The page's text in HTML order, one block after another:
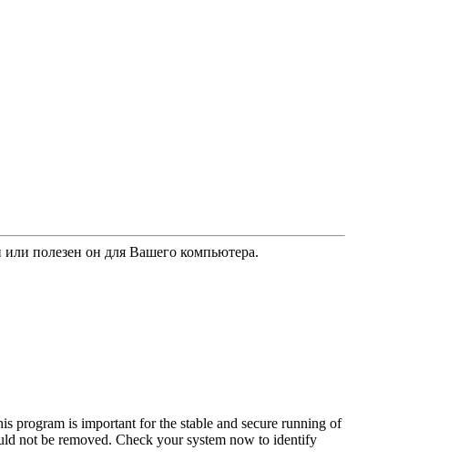
или полезен он для Вашего компьютера.
program is important for the stable and secure running of
not be removed. Check your system now to identify